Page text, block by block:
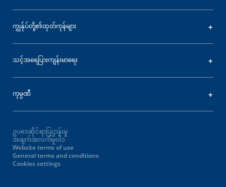
ကျွန်ုပ်တို့၏ထုတ်ကုန်များ
သင့်အရေပြားကျန်းမာရေး
ကုမ္ပဏီ
ဥပဒေဆိုင်ရာပြဌာန်းမှု
အချက်အလက်မူဝါဒ
Website terms of use
General terms and conditions
Cookies settings